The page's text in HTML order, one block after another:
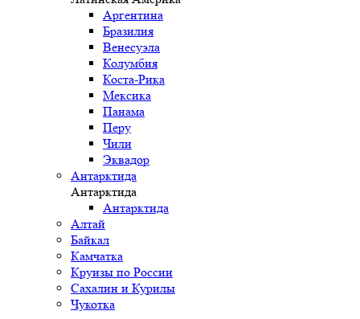
Аргентина
Бразилия
Венесуэла
Колумбия
Коста-Рика
Мексика
Панама
Перу
Чили
Эквадор
Антарктида
Антарктида
Антарктида
Алтай
Байкал
Камчатка
Круизы по России
Сахалин и Курилы
Чукотка